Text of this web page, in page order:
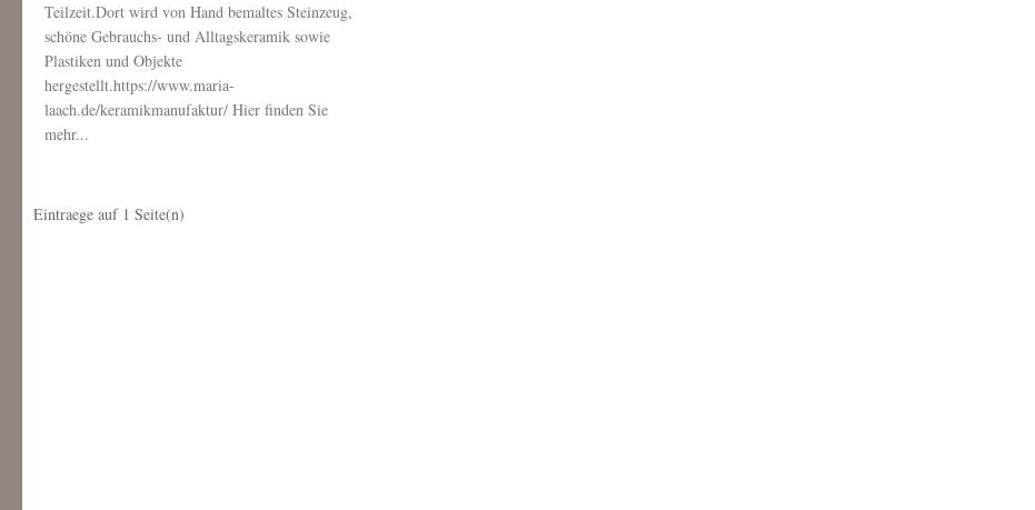
Teilzeit.Dort wird von Hand bemaltes Steinzeug,
schöne Gebrauchs- und Alltagskeramik sowie
Plastiken und Objekte
hergestellt.https://www.maria-
laach.de/keramikmanufaktur/ Hier finden Sie
mehr...
Eintraege auf 1 Seite(n)